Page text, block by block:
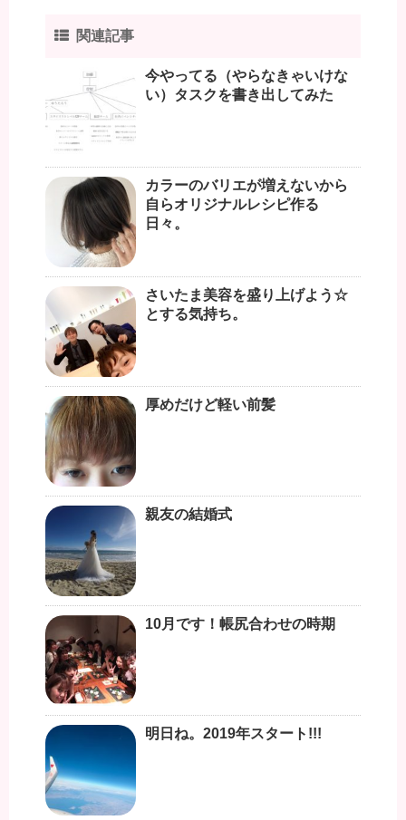
関連記事
今やってる（やらなきゃいけな
い）タスクを書き出してみた
カラーのバリエが増えないから
自らオリジナルレシピ作る
日々。
さいたま美容を盛り上げよう☆
とする気持ち。
厚めだけど軽い前髪
親友の結婚式
10月です！帳尻合わせの時期
明日ね。2019年スタート!!!